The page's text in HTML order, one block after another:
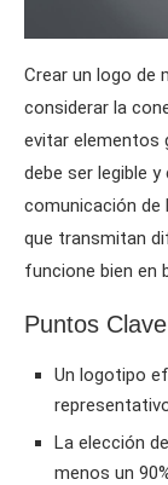
Crear un logo de
considerar la
evitar elementos
debe ser legible
comunicación de
que transmitan
funcione bien en
Puntos
Un logotipo
La elección
menos un